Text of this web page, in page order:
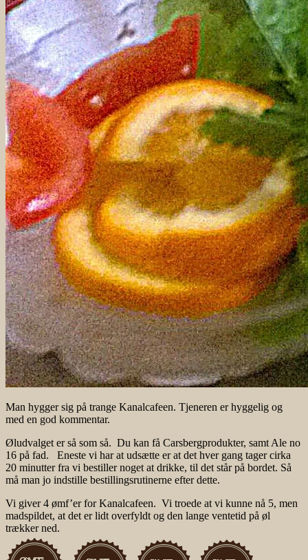
Man hygger sig på trange Kanalcafeen. Tjeneren er hyggelig og
med en god kommentar.
Øludvalget er så som så. Du kan få Carsbergprodukter, samt Ale no
16 på fad. Eneste vi har at udsætte er at det hver gang tager cirka
20 minutter fra vi bestiller noget at drikke, til det står på bordet. Så
må man jo indstille bestillingsrutinerne efter dette.
Vi giver 4 ømf’er for Kanalcafeen. Vi troede at vi kunne nå 5, men
madspildet, at det er lidt overfyldt og den lange ventetid på øl
trækker ned.